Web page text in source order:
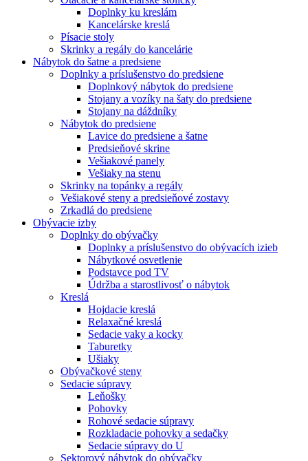
Doplnky ku kreslám
Kancelárske kreslá
Písacie stoly
Skrinky a regály do kancelárie
Nábytok do šatne a predsiene
Doplnky a príslušenstvo do predsiene
Doplnkový nábytok do predsiene
Stojany a vozíky na šaty do predsiene
Stojany na dáždníky
Nábytok do predsiene
Lavice do predsiene a šatne
Predsieňové skrine
Vešiakové panely
Vešiaky na stenu
Skrinky na topánky a regály
Vešiakové steny a predsieňové zostavy
Zrkadlá do predsiene
Obývacie izby
Doplnky do obývačky
Doplnky a príslušenstvo do obývacích izieb
Nábytkové osvetlenie
Podstavce pod TV
Údržba a starostlivosť o nábytok
Kreslá
Hojdacie kreslá
Relaxačné kreslá
Sedacie vaky a kocky
Taburetky
Ušiaky
Obývačkové steny
Sedacie súpravy
Leňošky
Pohovky
Rohové sedacie súpravy
Rozkladacie pohovky a sedačky
Sedacie súpravy do U
Sektorový nábytok do obývačky